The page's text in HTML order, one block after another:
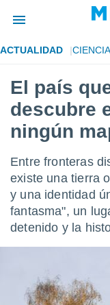
de
ha
por
para
se
calidad.
a este
las
basada
ACTUALIDAD CIENCIA
El país
descubre
ningún
Entre fronteras
existe una tierra
y una identidad
fantasma", un
detenido y la